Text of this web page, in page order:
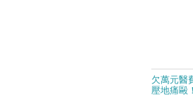
欠萬元醫
壓地痛毆